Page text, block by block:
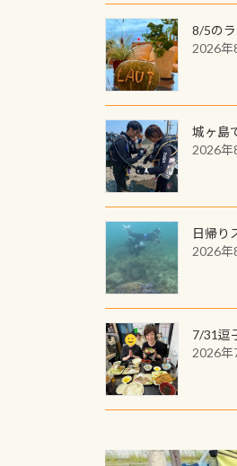
8/5の
2026年
城ヶ島
2026年
日帰り
2026年
7/31逗
2026年